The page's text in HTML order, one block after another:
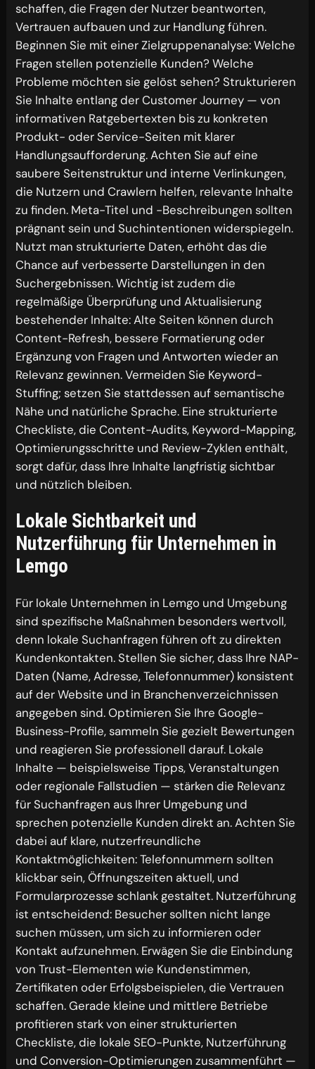
schaffen, die Fragen der Nutzer beantworten,
Vertrauen aufbauen und zur Handlung führen.
Beginnen Sie mit einer Zielgruppenanalyse: Welche
Fragen stellen potenzielle Kunden? Welche
Probleme möchten sie gelöst sehen? Strukturieren
Sie Inhalte entlang der Customer Journey — von
informativen Ratgebertexten bis zu konkreten
Produkt- oder Service-Seiten mit klarer
Handlungsaufforderung. Achten Sie auf eine
saubere Seitenstruktur und interne Verlinkungen,
die Nutzern und Crawlern helfen, relevante Inhalte
zu finden. Meta-Titel und -Beschreibungen sollten
prägnant sein und Suchintentionen widerspiegeln.
Nutzt man strukturierte Daten, erhöht das die
Chance auf verbesserte Darstellungen in den
Suchergebnissen. Wichtig ist zudem die
regelmäßige Überprüfung und Aktualisierung
bestehender Inhalte: Alte Seiten können durch
Content-Refresh, bessere Formatierung oder
Ergänzung von Fragen und Antworten wieder an
Relevanz gewinnen. Vermeiden Sie Keyword-
Stuffing; setzen Sie stattdessen auf semantische
Nähe und natürliche Sprache. Eine strukturierte
Checkliste, die Content-Audits, Keyword-Mapping,
Optimierungsschritte und Review-Zyklen enthält,
sorgt dafür, dass Ihre Inhalte langfristig sichtbar
und nützlich bleiben.
Lokale Sichtbarkeit und
Nutzerführung für Unternehmen in
Lemgo
Für lokale Unternehmen in Lemgo und Umgebung
sind spezifische Maßnahmen besonders wertvoll,
denn lokale Suchanfragen führen oft zu direkten
Kundenkontakten. Stellen Sie sicher, dass Ihre NAP-
Daten (Name, Adresse, Telefonnummer) konsistent
auf der Website und in Branchenverzeichnissen
angegeben sind. Optimieren Sie Ihre Google-
Business-Profile, sammeln Sie gezielt Bewertungen
und reagieren Sie professionell darauf. Lokale
Inhalte — beispielsweise Tipps, Veranstaltungen
oder regionale Fallstudien — stärken die Relevanz
für Suchanfragen aus Ihrer Umgebung und
sprechen potenzielle Kunden direkt an. Achten Sie
dabei auf klare, nutzerfreundliche
Kontaktmöglichkeiten: Telefonnummern sollten
klickbar sein, Öffnungszeiten aktuell, und
Formularprozesse schlank gestaltet. Nutzerführung
ist entscheidend: Besucher sollten nicht lange
suchen müssen, um sich zu informieren oder
Kontakt aufzunehmen. Erwägen Sie die Einbindung
von Trust-Elementen wie Kundenstimmen,
Zertifikaten oder Erfolgsbeispielen, die Vertrauen
schaffen. Gerade kleine und mittlere Betriebe
profitieren stark von einer strukturierten
Checkliste, die lokale SEO-Punkte, Nutzerführung
und Conversion-Optimierungen zusammenführt —